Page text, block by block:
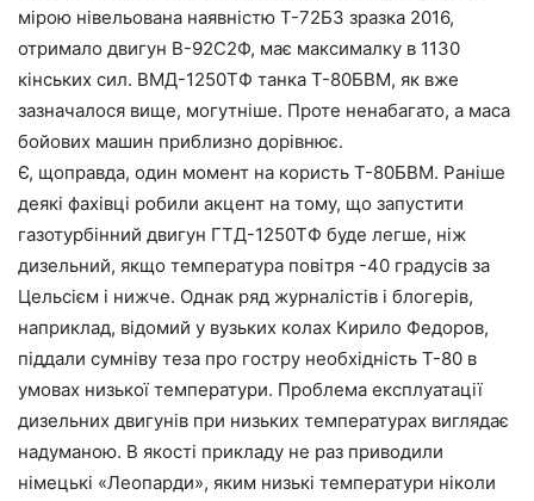
мірою нівельована наявністю Т-72Б3 зразка 2016,
отримало двигун В-92С2Ф, має максималку в 1130
кінських сил. ВМД-1250ТФ танка Т-80БВМ, як вже
зазначалося вище, могутніше. Проте ненабагато, а маса
бойових машин приблизно дорівнює.
Є, щоправда, один момент на користь Т-80БВМ. Раніше
деякі фахівці робили акцент на тому, що запустити
газотурбінний двигун ГТД-1250ТФ буде легше, ніж
дизельний, якщо температура повітря -40 градусів за
Цельсієм і нижче. Однак ряд журналістів і блогерів,
наприклад, відомий у вузьких колах Кирило Федоров,
піддали сумніву теза про гостру необхідність Т-80 в
умовах низької температури. Проблема експлуатації
дизельних двигунів при низьких температурах виглядає
надуманою. В якості прикладу не раз приводили
німецькі «Леопарди», яким низькі температури ніколи